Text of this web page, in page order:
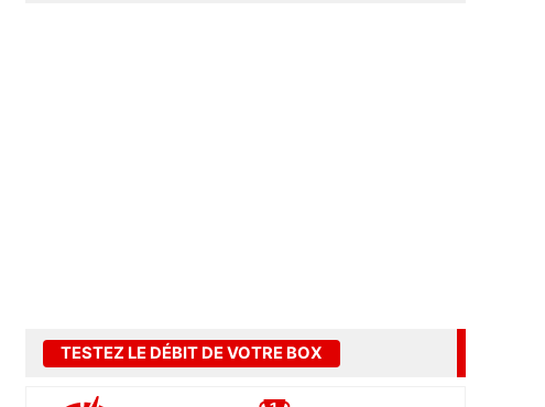
TESTEZ LE DÉBIT DE VOTRE BOX